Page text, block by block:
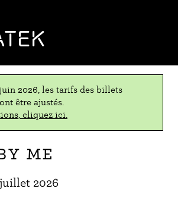
2026, les tarifs des billets
être ajustés.
cliquez ici.
Me
2026